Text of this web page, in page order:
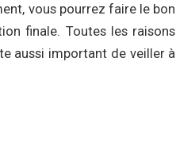
vous pourrez faire le bon
finale. Toutes les raisons
aussi important de veiller à